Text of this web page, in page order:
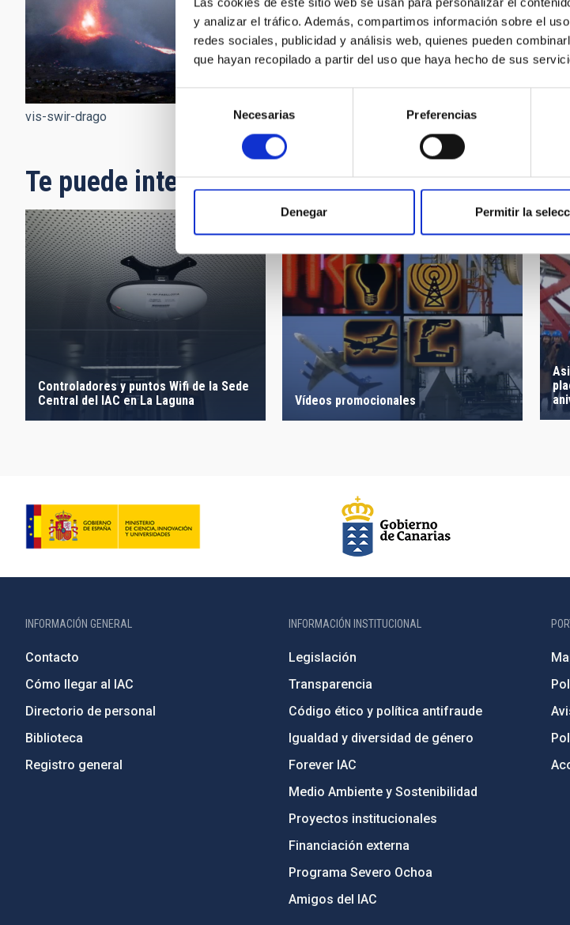
y analizar el tráfico. Además, compartimos información sobre el
redes sociales, publicidad y análisis web, quienes pueden
que hayan recopilado a partir del uso que haya hecho de sus
consentimiento
Necesarias Preferencias
Denegar Permitir la
vis-swir-drago Volcán swir DRAGO Volcan vis Nikon
Te puede interesar
Controladores y puntos Wifi de la Sede
Central del IAC en La Laguna
Vídeos promocionales
INFORMACIÓN GENERAL
Contacto
Cómo llegar al IAC
Directorio de personal
Biblioteca
Registro general
INFORMACIÓN INSTITUCIONAL
Legislación
Transparencia
Código ético y política antifraude
Igualdad y diversidad de género
Forever IAC
Medio Ambiente y Sostenibilidad
Proyectos institucionales
Financiación externa
Programa Severo Ochoa
Amigos del IAC